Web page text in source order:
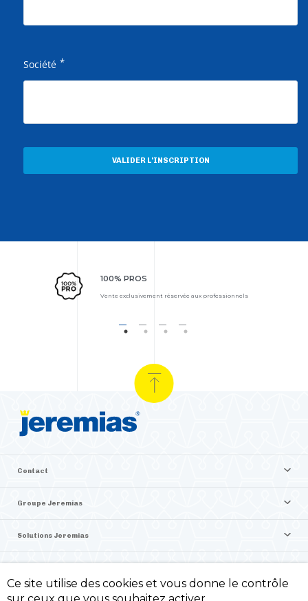
Société *
VALIDER L'INSCRIPTION
100% PROS
Vente exclusivement réservée aux professionnels
Contact
Groupe Jeremias
Solutions Jeremias
Ce site utilise des cookies et vous donne le contrôle